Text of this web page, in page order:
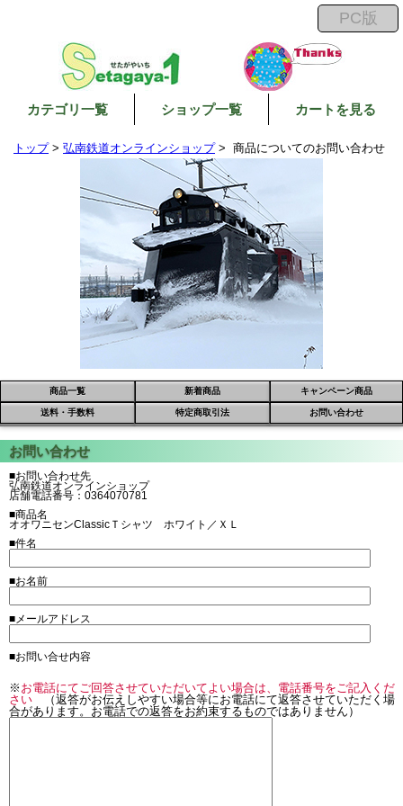
カテゴリ一覧 ショップ一覧 カートを見る
トップ> 弘南鉄道オンラインショップ> 商品についてのお問い合わせ
商品一覧 新着商品 キャンペーン商品
送料・手数料 特定商取引法 お問い合わせ
■お問い合わせ先
弘南鉄道オンラインショップ
店舗電話番号：0364070781
■商品名
オオワニセンClassicＴシャツ ホワイト／ＸＬ
■件名
■お名前
■メールアドレス
■お問い合せ内容
※ お電話にてご回答させていただいてよい場合は、電話番号をご記入くだ
さい （返答がお伝えしやすい場合等にお電話にて返答させていただく場
合があります。お電話での返答をお約束するものではありません）